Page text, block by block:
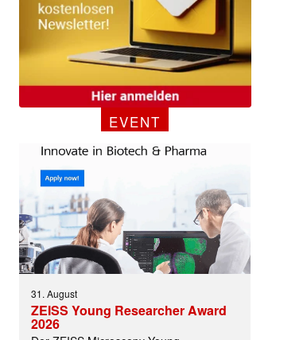
EVENT
31. August
ZEISS Young Researcher Award
2026